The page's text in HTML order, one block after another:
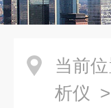
当前位
析仪